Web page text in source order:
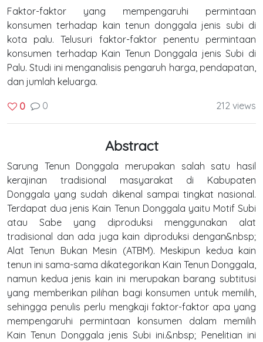
Faktor-faktor yang mempengaruhi permintaan
konsumen terhadap kain tenun donggala jenis subi di
kota palu. Telusuri faktor-faktor penentu permintaan
konsumen terhadap Kain Tenun Donggala jenis Subi di
Palu. Studi ini menganalisis pengaruh harga, pendapatan,
dan jumlah keluarga.
0 0 212 views
Abstract
Sarung Tenun Donggala merupakan salah satu hasil
kerajinan tradisional masyarakat di Kabupaten
Donggala yang sudah dikenal sampai tingkat nasional.
Terdapat dua jenis Kain Tenun Donggala yaitu Motif Subi
atau Sabe yang diproduksi menggunakan alat
tradisional dan ada juga kain diproduksi dengan&nbsp;
Alat Tenun Bukan Mesin (ATBM). Meskipun kedua kain
tenun ini sama-sama dikategorikan Kain Tenun Donggala,
namun kedua jenis kain ini merupakan barang subtitusi
yang memberikan pilihan bagi konsumen untuk memilih,
sehingga penulis perlu mengkaji faktor-faktor apa yang
mempengaruhi permintaan konsumen dalam memilih
Kain Tenun Donggala jenis Subi ini.&nbsp; Penelitian ini